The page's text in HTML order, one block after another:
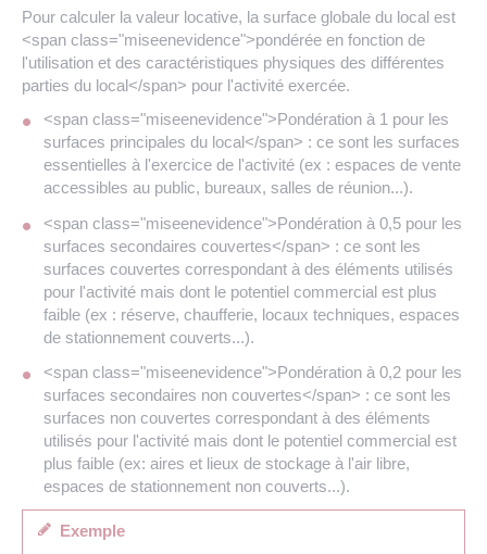
Pour calculer la valeur locative, la surface globale du local est
<span class="miseenevidence">pondérée en fonction de
l'utilisation et des caractéristiques physiques des différentes
parties du local</span> pour l'activité exercée.
<span class="miseenevidence">Pondération à 1 pour les
surfaces principales du local</span> : ce sont les surfaces
essentielles à l'exercice de l'activité (ex : espaces de vente
accessibles au public, bureaux, salles de réunion...).
<span class="miseenevidence">Pondération à 0,5 pour les
surfaces secondaires couvertes</span> : ce sont les
surfaces couvertes correspondant à des éléments utilisés
pour l'activité mais dont le potentiel commercial est plus
faible (ex : réserve, chaufferie, locaux techniques, espaces
de stationnement couverts...).
<span class="miseenevidence">Pondération à 0,2 pour les
surfaces secondaires non couvertes</span> : ce sont les
surfaces non couvertes correspondant à des éléments
utilisés pour l'activité mais dont le potentiel commercial est
plus faible (ex: aires et lieux de stockage à l'air libre,
espaces de stationnement non couverts...).
Exemple